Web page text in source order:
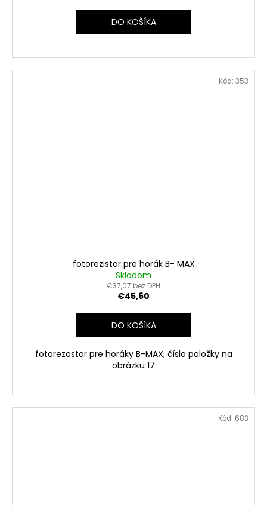
DO KOŠÍKA
fotorezistor pre horák B- MAX
Skladom
€37,07 bez DPH
€45,60
DO KOŠÍKA
fotorezostor pre horáky B-MAX, číslo položky na
obrázku 17
Kód: 353
Kód: 683